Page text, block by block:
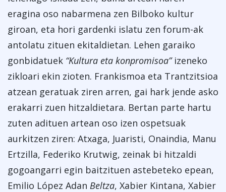
eragina oso nabarmena zen Bilboko kultur
giroan, eta hori gardenki islatu zen forum-ak
antolatu zituen ekitaldietan. Lehen garaiko
gonbidatuek “Kultura eta konpromisoa”izeneko
zikloari ekin zioten. Frankismoa eta Trantzitsioa
atzean geratuak ziren arren, gai hark jende asko
erakarri zuen hitzaldietara. Bertan parte hartu
zuten adituen artean oso izen ospetsuak
aurkitzen ziren: Atxaga, Juaristi, Onaindia, Manu
Ertzilla, Federiko Krutwig, zeinak bi hitzaldi
gogoangarri egin baitzituen astebeteko epean,
Emilio López Adan Beltza, Xabier Kintana, Xabier